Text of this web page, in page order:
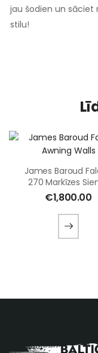
jau šodien un
stilu!
James Baroud
270 Markīzes
€1,800.00